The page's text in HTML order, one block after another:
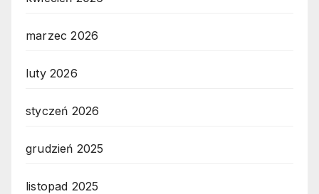
marzec 2026
luty 2026
styczeń 2026
grudzień 2025
listopad 2025